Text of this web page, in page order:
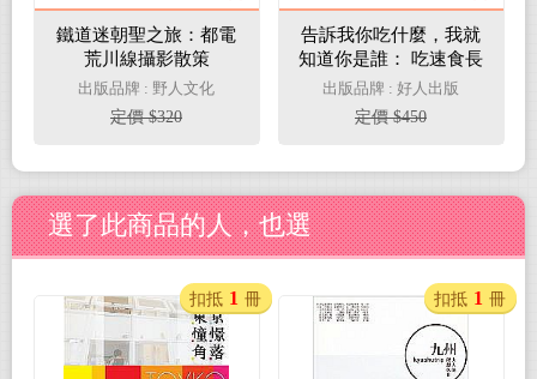
鐵道迷朝聖之旅：都電
荒川線攝影散策
出版品牌 : 野人文化
定價 $320
告訴我你吃什麼，我就
知道你是誰： 吃速食長
大的一代不知道的食物
真相
出版品牌 : 好人出版
定價 $450
選了此商品的人，也選
扣抵 1 冊 扣抵 1 冊